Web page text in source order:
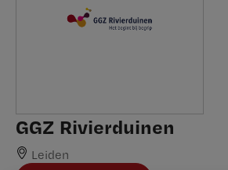
GGZ Rivierduinen
Leiden